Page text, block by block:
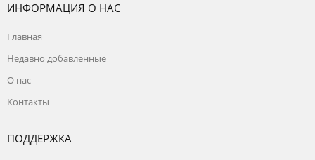
ИНФОРМАЦИЯ О НАС
Главная
Недавно добавленные
О нас
Контакты
ПОДДЕРЖКА